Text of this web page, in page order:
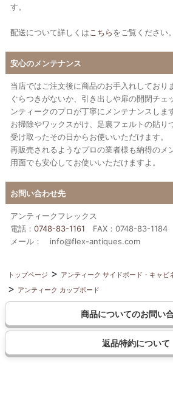
す。
配送について詳しくは こちらをご覧ください。
安心のメンテナンス
当店ではご注文後に商品のお手入れしており
ぐらつきがないか、引き出しや扉の開閉チェ
ンティークのプロが丁寧にメンテナンスします
お掃除やワックスがけ、足裏フェルトの貼り
受け取ったその日からお使いいただけます。
再販売されるようなプロの業者様も納得のメ
用面でも安心してお使いいただけますよ。
お問い合わせ先
アンティークフレックス
電話： 0748-83-1161 FAX：0748-83-1184
メール： info@flex-antiques.com
トップページ
アンティーク サイドボード・キャビ
アンティーク カップボード
商品についてのお問い
返品特約について